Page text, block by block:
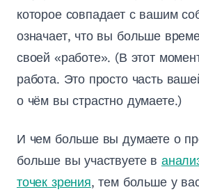
которое совпадает с вашим
означает, что вы больше
своей «работе». (В этот
работа. Это просто часть
о чём вы страстно думаете.)
И чем больше вы думаете о
больше вы участвуете в
точек зрения, тем больше у